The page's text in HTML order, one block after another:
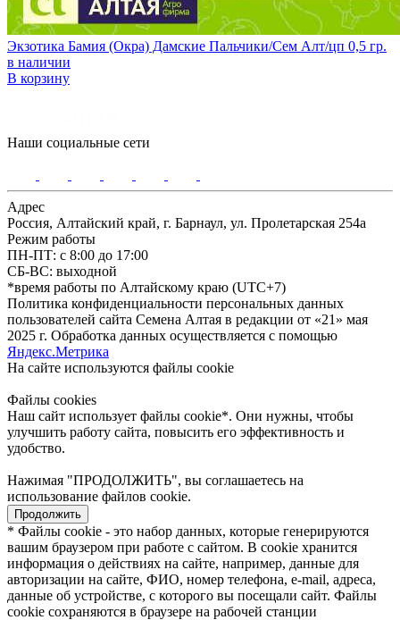
Экзотика Бамия (Окра) Дамские Пальчики/Сем Алт/цп 0,5 гр.
в наличии
В корзину
Наши социальные сети
Адрес
Россия, Алтайский край, г. Барнаул, ул. Пролетарская 254а
Режим работы
ПН-ПТ: с 8:00 до 17:00
СБ-ВС: выходной
*время работы по Алтайскому краю (UTC+7)
Политика конфиденциальности персональных данных
пользователей сайта Семена Алтая в редакции от «21» мая
2025 г. Обработка данных осуществляется с помощью
Яндекс.Метрика
На сайте используются файлы сookie
Файлы cookies
Наш сайт использует файлы cookie*. Они нужны, чтобы
улучшить работу сайта, повысить его эффективность и
удобство.
Нажимая "ПРОДОЛЖИТЬ", вы соглашаетесь на
использование файлов cookie.
Продолжить
* Файлы cookie - это набор данных, которые генерируются
вашим браузером при работе с сайтом. В cookie хранится
информация о действиях на сайте, например, данные для
авторизации на сайте, ФИО, номер телефона, e-mail, адреса,
данные об устройстве, с которого вы посещали сайт. Файлы
cookie сохраняются в браузере на рабочей станции